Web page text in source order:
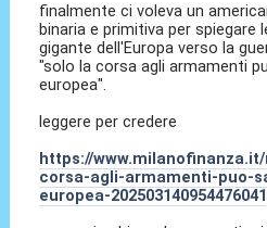
finalmente ci voleva un
binaria e primitiva per spiegare
gigante dell'Europa verso la
"solo la corsa agli armamenti
europea".
leggere per credere
https://
corsa-agli-armamenti-puo-
europea-202503140954476041